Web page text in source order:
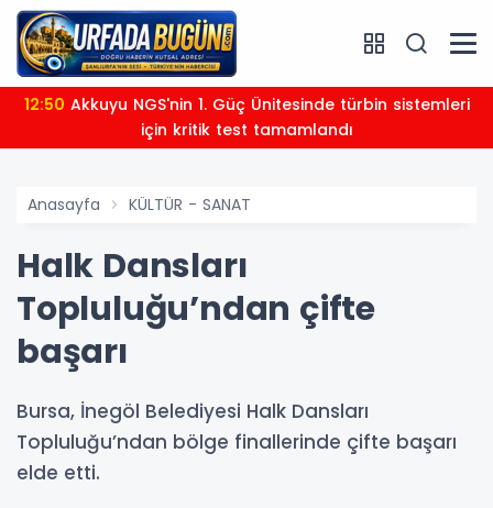
12:50
için kritik test tamamlandı
Anasayfa KÜLTÜR - SANAT
Halk Dansları
Topluluğu’ndan çifte
başarı
Bursa, İnegöl Belediyesi Halk Dansları
Topluluğu’ndan bölge finallerinde çifte başarı
elde etti.